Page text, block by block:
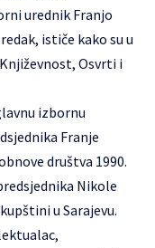
urednik Franjo
ističe kako su u
Osvrti i
izbornu
Franje
društva 1990.
Nikole
u Sarajevu.